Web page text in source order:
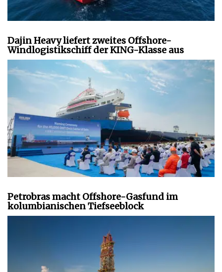
Dajin Heavy liefert zweites Offshore-
Windlogistikschiff der KING-Klasse aus
Petrobras macht Offshore-Gasfund im
kolumbianischen Tiefseeblock